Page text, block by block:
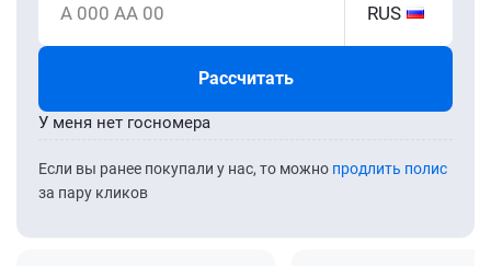
А 000 АА 00 RUS
Рассчитать
Если вы ранее покупали у нас, то можно продлить полис
за пару кликов
У меня нет госномера